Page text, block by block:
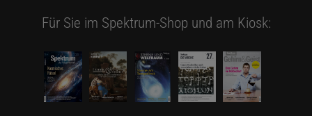
Für Sie im Spektrum-Shop und am Kiosk: